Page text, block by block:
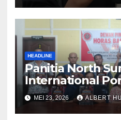
Agraria/
Ruang
HEADLINE
Panitia North
International
Gelar Rapat
Acara Agustus
MEI 23, 2026 ALBERT